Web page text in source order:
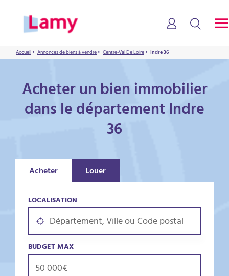
Accueil• Annonces de biens à vendre• Centre-Val De Loire• Indre 36
Acheter un bien immobilier
dans le département Indre
36
Acheter Louer
LOCALISATION
BUDGET MAX